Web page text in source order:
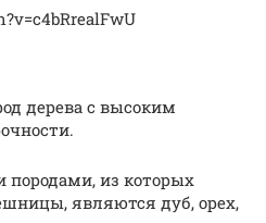
дерева с высоким
из которых
являются дуб, орех,